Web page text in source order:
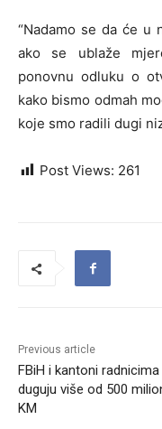
“Nadamo se da će u
ako se ublaže
ponovnu odluku o
kako bismo odmah
koje smo radili dugi
Post Views: 261
Previous article
FBiH i kantoni radnicima
duguju više od 500
KM